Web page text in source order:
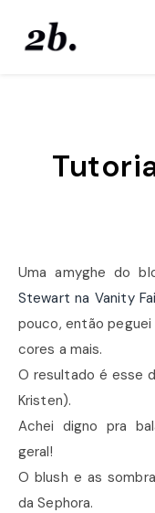
Uma amyghe do
Stewart na Vanity
pouco, então peguei
cores a mais.
O resultado é esse
Kristen).
Achei digno pra
geral!
O blush e as
da Sephora.